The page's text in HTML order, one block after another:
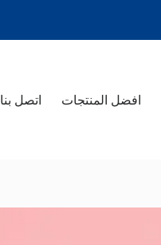
افضل المنتجات اتصل بنا